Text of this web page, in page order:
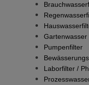
Gartenwasser
Pumpenfilter
Laborfilter /